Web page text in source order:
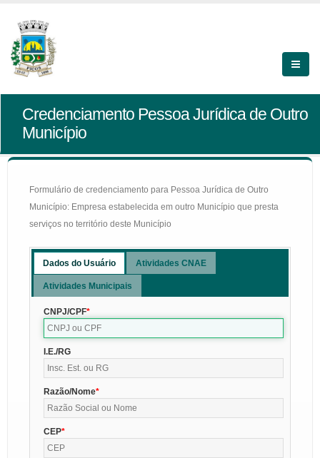
Credenciamento Pessoa Jurídica de Outro
Município
Formulário de credenciamento para Pessoa Jurídica de Outro
Município: Empresa estabelecida em outro Município que presta
serviços no território deste Município
Dados do Usuário Atividades CNAE
Atividades Municipais
CNPJ/CPF
I.E./RG
Razão/Nome
CEP